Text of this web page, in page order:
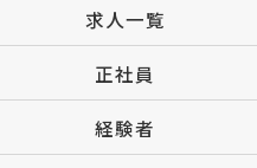
求人一覧
正社員
経験者